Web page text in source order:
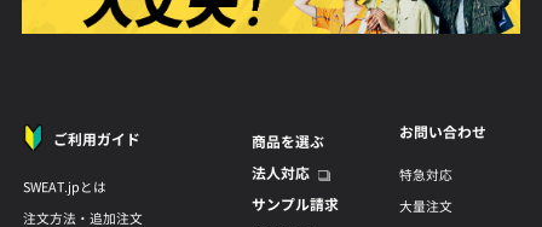
ご利用ガイド
SWEAT.jpとは
注文方法・追加注文
商品を選ぶ
法人対応
サンプル請求
お問い合わせ
特急対応
大量注文